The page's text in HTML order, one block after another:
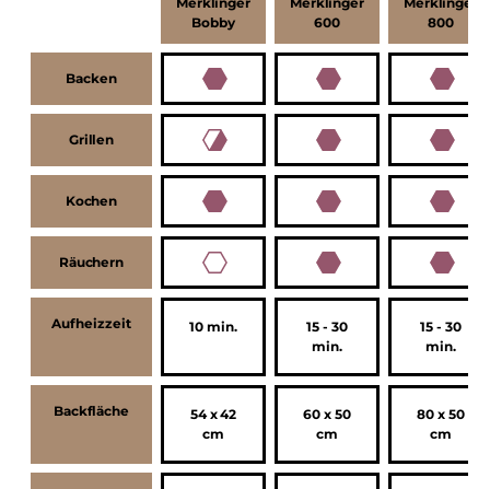
Bobby
600
800
Backen
Grillen
Kochen
Räuchern
Aufheizzeit 10 min.
15 - 30
min.
15 - 30
min.
Backfläche
54 x 42
cm
60 x 50
cm
80 x 50
cm